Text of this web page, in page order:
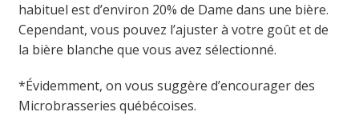
habituel est d’environ 20% de Dame dans une bière.
Cependant, vous pouvez l’ajuster à votre goût et de
la bière blanche que vous avez sélectionné.
*Évidemment, on vous suggère d’encourager des
Microbrasseries québécoises.